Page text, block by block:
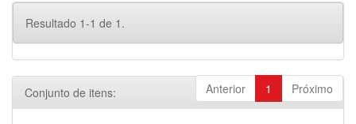
Resultado 1-1 de 1.
Anterior 1 Próximo
Conjunto de itens: